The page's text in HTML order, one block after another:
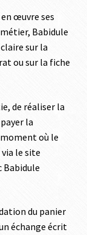
œuvre ses
Babidule
sur la
ou sur la fiche
de réaliser la
la
où le
le site
Babidule
du panier
échange écrit